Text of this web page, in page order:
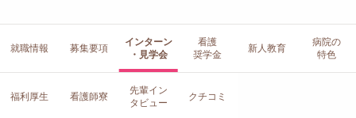
就職情報 募集要項
インターン
・見学会
看護
奨学金
新人教育
病院の
特色
福利厚生 看護師寮
先輩イン
タビュー
クチコミ